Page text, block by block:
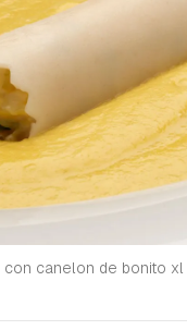
con canelon de bonito xl